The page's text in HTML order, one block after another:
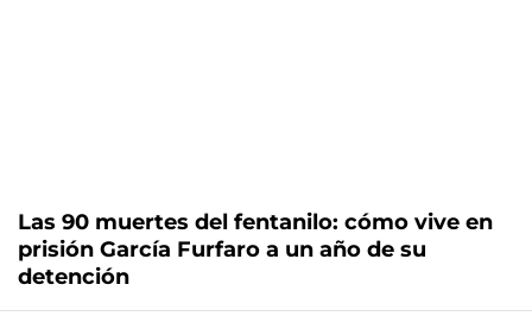
Las 90 muertes del fentanilo: cómo vive en
prisión García Furfaro a un año de su
detención